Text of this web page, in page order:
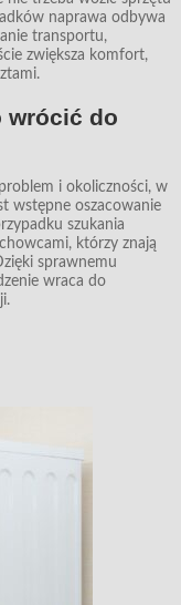
naprawa odbywa
transportu,
zwiększa komfort,
wrócić do
i okoliczności, w
wstępne oszacowanie
szukania
którzy znają
sprawnemu
wraca do